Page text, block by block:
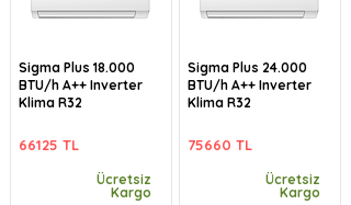
Sigma Plus 18.000
BTU/h A++ Inverter
Klima R32
66125 TL
Ücretsiz
Kargo
Sigma Plus 24.000
BTU/h A++ Inverter
Klima R32
75660 TL
Ücretsiz
Kargo